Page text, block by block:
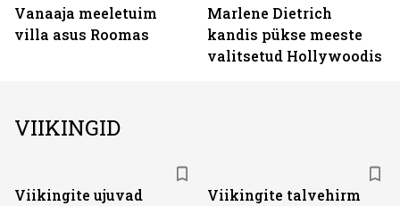
Vanaaja meeletuim
villa asus Roomas
Marlene Dietrich
kandis pükse meeste
valitsetud Hollywoodis
VIIKINGID
Viikingite ujuvad
Viikingite talvehirm